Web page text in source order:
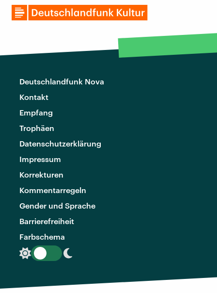
Deutschlandfunk Nova
Kontakt
Empfang
Trophäen
Datenschutzerklärung
Impressum
Korrekturen
Kommentarregeln
Gender und Sprache
Barrierefreiheit
Farbschema